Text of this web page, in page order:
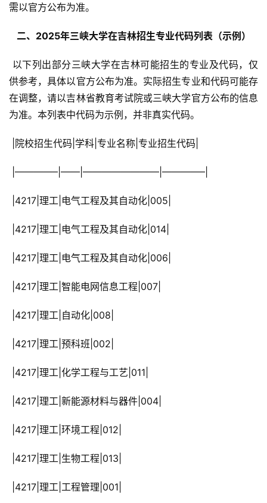
需以官方公布为准。
  二、2025年三峡大学在吉林招生专业代码列表（示例）
供参考，具体以官方公布为准。实际招生专业和代码可能存
在调整，请以吉林省教育考试院或三峡大学官方公布的信息
为准。本列表中代码为示例，并非真实代码。
|院校招生代码|学科|专业名称|专业招生代码|
|————–|——|————————|————–|
|4217|理工|电气工程及其自动化|005|
|4217|理工|电气工程及其自动化|014|
|4217|理工|电气工程及其自动化|006|
|4217|理工|智能电网信息工程|007|
|4217|理工|自动化|008|
|4217|理工|预科班|002|
|4217|理工|化学工程与工艺|011|
|4217|理工|新能源材料与器件|004|
|4217|理工|环境工程|012|
|4217|理工|生物工程|013|
|4217|理工|工程管理|001|